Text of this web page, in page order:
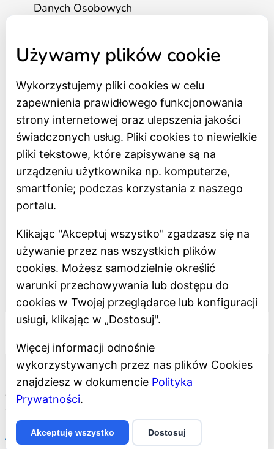
Danych Osobowych
Strona główna
Bilety online
BIP
Oceń Muzeum
Newsletter
Deklaracja dostępności
Regulamin
Dostępność
Projekt dofinansowany z Unii Europejskiej
©2026 Muzeum Miasta Łodzi
Wykonanie:
Używamy plików cookie
Wykorzystujemy pliki cookies w celu
zapewnienia prawidłowego funkcjonowania
strony internetowej oraz ulepszenia jakości
świadczonych usług. Pliki cookies to niewielkie
pliki tekstowe, które zapisywane są na
urządzeniu użytkownika np. komputerze,
smartfonie; podczas korzystania z naszego
portalu.
Klikając "Akceptuj wszystko" zgadzasz się na
używanie przez nas wszystkich plików
cookies. Możesz samodzielnie określić
warunki przechowywania lub dostępu do
cookies w Twojej przeglądarce lub konfiguracji
usługi, klikając w „Dostosuj".
Więcej informacji odnośnie
wykorzystywanych przez nas plików Cookies
znajdziesz w dokumencie Polityka
Prywatności.
Akceptuję wszystko Dostosuj